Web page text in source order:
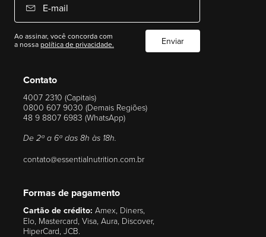
Contato
4007 2310 (Capitais)
0800 607 9030 (Demais Regiões)
48 9 8807 6983 (WhatsApp)
De 2ª a 6ª das 8h às 18h.
contato@essentialnutrition.com.br
Formas de pagamento
Cartão de crédito: Amex, Diners,
Elo, Mastercard, Visa, Aura, Discover,
HiperCard, JCB.
E-mail
Ao assinar, você concorda com
a nossapolítica de privacidade. Enviar